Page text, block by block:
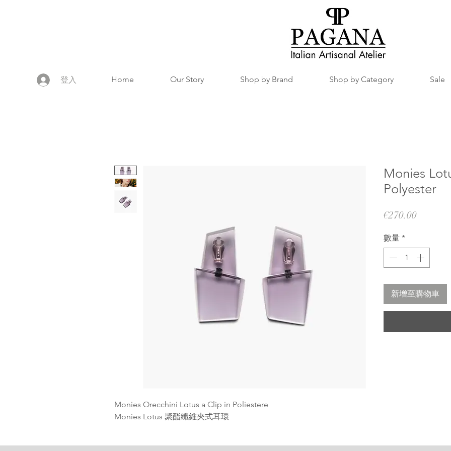
登入 Home Our Story Shop by Brand Shop by Category Sale
Monies Orecchini Lotus a Clip in Poliestere
Monies Lotus 聚酯纖維夾式耳環
Monies
Polyester
€270.00價
數量 *
新增至購物車